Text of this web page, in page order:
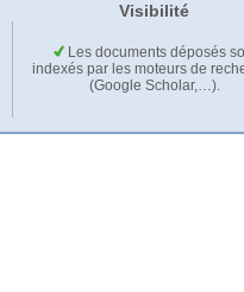
Visibilité
Les documents déposés
indexés par les moteurs de
(Google Scholar,…).